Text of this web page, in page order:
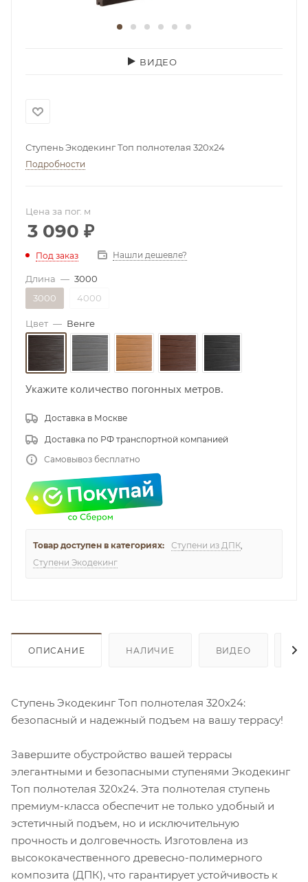
ВИДЕО
Ступень Экодекинг Топ полнотелая 320х24
Подробности
Цена за пог. м
3 090 ₽
Под заказ Нашли дешевле?
Длина — 3000
3000
4000
Цвет — Венге
Укажите количество погонных метров.
Доставка в Москве
Доставка по РФ транспортной компанией
Самовывоз бесплатно
Товар доступен в категориях: Ступени из ДПК,
Ступени Экодекинг
ОПИСАНИЕ НАЛИЧИЕ ВИДЕО
Ступень Экодекинг Топ полнотелая 320х24:
безопасный и надежный подъем на вашу террасу!
Завершите обустройство вашей террасы
элегантными и безопасными ступенями Экодекинг
Топ полнотелая 320х24. Эта полнотелая ступень
премиум-класса обеспечит не только удобный и
эстетичный подъем, но и исключительную
прочность и долговечность. Изготовлена из
высококачественного древесно-полимерного
композита (ДПК), что гарантирует устойчивость к